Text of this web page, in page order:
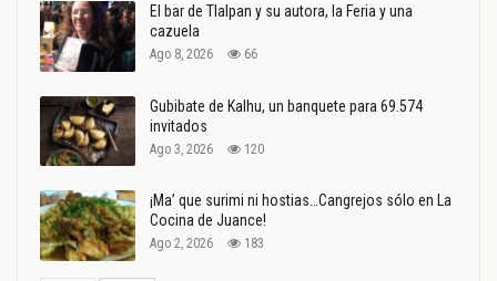
El bar de Tlalpan y su autora, la Feria y una
cazuela
Ago 8, 2026 66
Gubibate de Kalhu, un banquete para 69.574
invitados
Ago 3, 2026 120
¡Ma’ que surimi ni hostias…Cangrejos sólo en La
Cocina de Juance!
Ago 2, 2026 183